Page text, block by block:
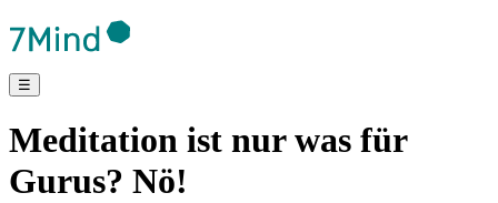
☰
Meditation ist nur was für
Gurus? Nö!